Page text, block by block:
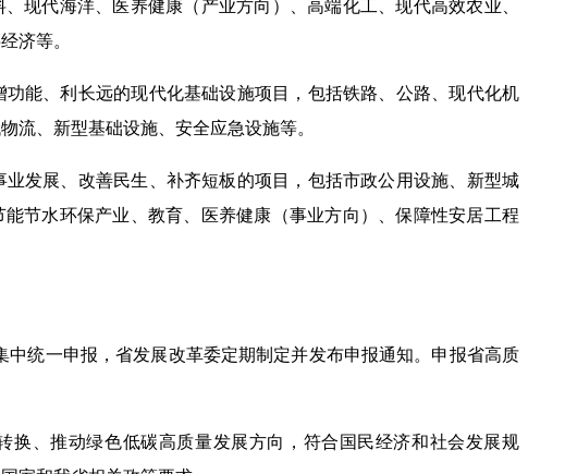
现代海洋、医养健康（产业方向）、高端化工、现代高效农业、
济等。
功能、利长远的现代化基础设施项目，包括铁路、公路、现代化机
流、新型基础设施、安全应急设施等。
业发展、改善民生、补齐短板的项目，包括市政公用设施、新型城
节水环保产业、教育、医养健康（事业方向）、保障性安居工程
中统一申报，省发展改革委定期制定并发布申报通知。申报省高质
换、推动绿色低碳高质量发展方向，符合国民经济和社会发展规